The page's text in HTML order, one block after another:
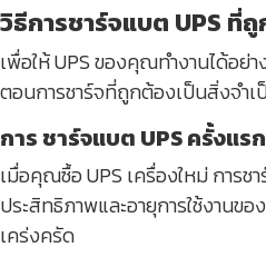
วิธีการชาร์จแบต UPS ที่
เพื่อให้ UPS ของคุณทำงานได้อย่
ตอนการชาร์จที่ถูกต้องเป็นสิ่งจำเ
การ ชาร์จแบต UPS ครั้งแรก
เมื่อคุณซื้อ UPS เครื่องใหม่ การ
ประสิทธิภาพและอายุการใช้งานข
เคร่งครัด